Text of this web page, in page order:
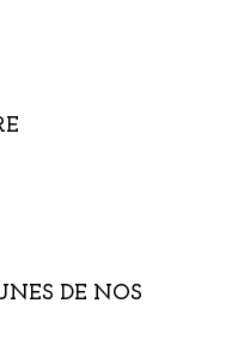
DE NOS